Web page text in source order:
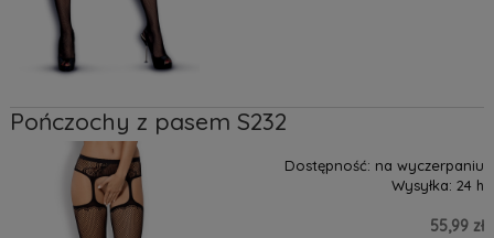
Pończochy z pasem S232
Dostępność: na wyczerpaniu
Wysyłka: 24 h
55,99 zł